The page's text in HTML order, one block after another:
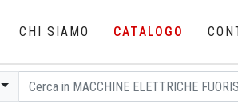
CHI SIAMO CATALOGO